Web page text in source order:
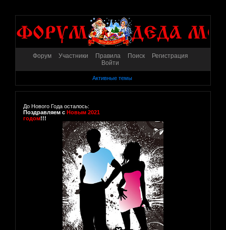
Форум Участники Правила Поиск
Регистрация
Войти
Активные темы
До Нового Года осталось:
Поздравляем с Новым 2021
годом!!!